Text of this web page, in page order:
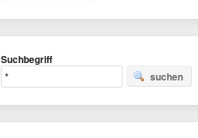
Suchbegriff
suchen